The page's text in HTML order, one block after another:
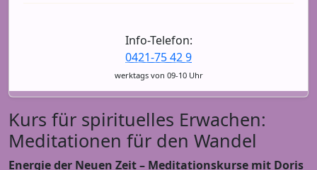
Info-Telefon:
0421-75 42 9
werktags von 09-10 Uhr
Kurs für spirituelles Erwachen:
Meditationen für den Wandel
Energie der Neuen Zeit – Meditationskurse mit Doris